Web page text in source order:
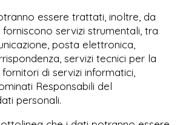
essere trattati, inoltre, da
servizi strumentali, tra
posta elettronica,
servizi tecnici per la
di servizi informatici,
Responsabili del
personali.